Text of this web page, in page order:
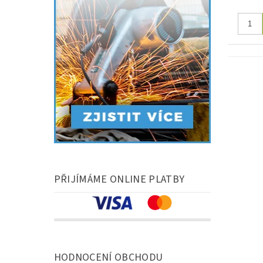
PŘIJÍMÁME ONLINE PLATBY
HODNOCENÍ OBCHODU